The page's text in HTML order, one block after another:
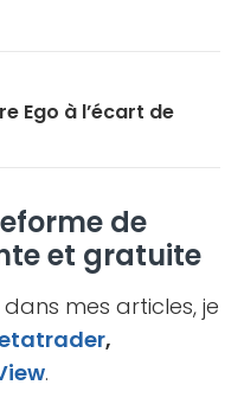
Ego à l’écart de
de
et gratuite
mes articles, je
,
.